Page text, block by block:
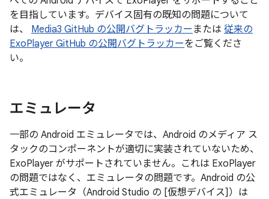
を目指しています。デバイス固有の既知の問題について
は、 Media3 GitHub の公開バグトラッカー または 従来の
ExoPlayer GitHub の公開バグトラッカーをご覧くださ
い。
エミュレータ
一部の Android エミュレータでは、Android のメディア ス
タックのコンポーネントが適切に実装されていないため、
ExoPlayer がサポートされていません。これは ExoPlayer
の問題ではなく、エミュレータの問題です。Android の公
式エミュレータ（Android Studio の [仮想デバイス]）は